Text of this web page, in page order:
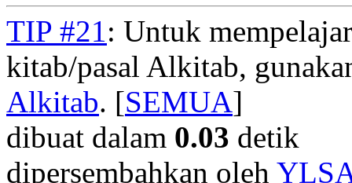
TIP #21: Untuk
kitab/pasal Alkitab,
Alkitab. [SEMUA]
dibuat dalam 0.03 detik
dipersembahkan oleh